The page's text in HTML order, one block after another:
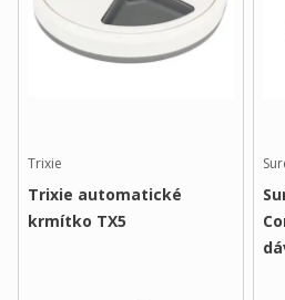
Trixie
Trixie automatické
krmítko TX5